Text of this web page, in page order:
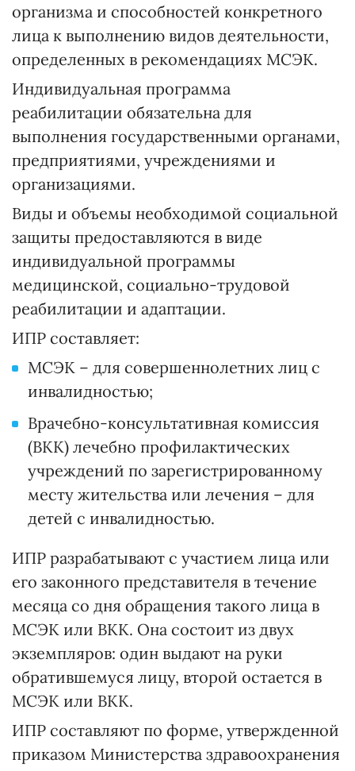
организма и способностей конкретного
лица к выполнению видов деятельности,
определенных в рекомендациях МСЭК.
Индивидуальная программа
реабилитации обязательна для
выполнения государственными органами,
предприятиями, учреждениями и
организациями.
Виды и объемы необходимой социальной
защиты предоставляются в виде
индивидуальной программы
медицинской, социально-трудовой
реабилитации и адаптации.
ИПР составляет:
МСЭК – для совершеннолетних лиц с
инвалидностью;
Врачебно-консультативная комиссия
(ВКК) лечебно профилактических
учреждений по зарегистрированному
месту жительства или лечения – для
детей с инвалидностью.
ИПР разрабатывают с участием лица или
его законного представителя в течение
месяца со дня обращения такого лица в
МСЭК или ВКК. Она состоит из двух
экземпляров: один выдают на руки
обратившемуся лицу, второй остается в
МСЭК или ВКК.
ИПР составляют по форме, утвержденной
приказом Министерства здравоохранения